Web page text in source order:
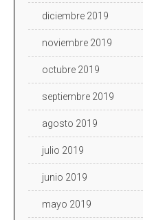
diciembre 2019
noviembre 2019
octubre 2019
septiembre 2019
agosto 2019
julio 2019
junio 2019
mayo 2019